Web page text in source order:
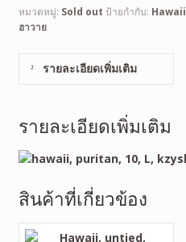
หมวดหมู่: Sold out ป้ายกำกับ: Hawaii
ฮาวาย
รายละเอียดเพิ่มเติม
รายละเอียดเพิ่มเติม
สินค้าที่เกี่ยวข้อง